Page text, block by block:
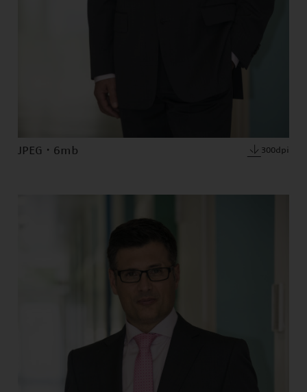
JPEG · 6mb 300dpi